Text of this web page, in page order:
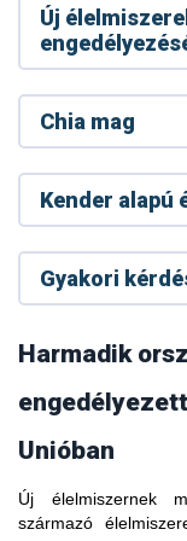
Új
Chia mag
Kender alapú
Gyakori
Harmadik
Unióban
Új élelmiszernek
származó
A kávélevélből
fogyasztják